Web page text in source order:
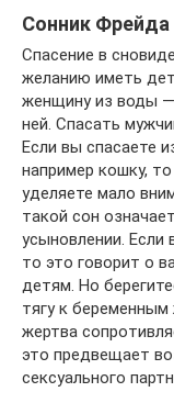
Сонник Фрейда
Спасение в
желанию иметь
женщину из воды —
ней. Спасать
Если вы спасаете
например кошку,
уделяете мало
такой сон
усыновлении. Если
то это говорит о
детям. Но
тягу к
жертва
это предвещает
сексуального